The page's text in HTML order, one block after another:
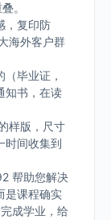
。
，复印防
海外客户群
毕业证，
知书，在读
样版，尺寸
时间收集到
帮助您解决
是课程确实
成学业，给